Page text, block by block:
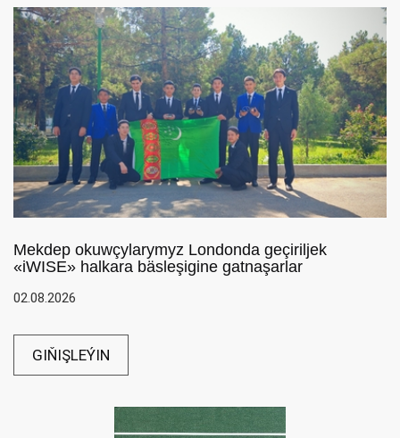
Mekdep okuwçylarymyz Londonda geçiriljek
«iWISE» halkara bäsleşigine gatnaşarlar
02.08.2026
GIŇIŞLEÝIN